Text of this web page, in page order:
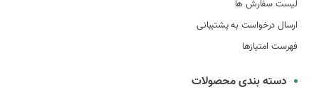
لیست سفارش ها
ارسال درخواست به پشتیبانی
فهرست امتیازها
دسته بندی محصولات